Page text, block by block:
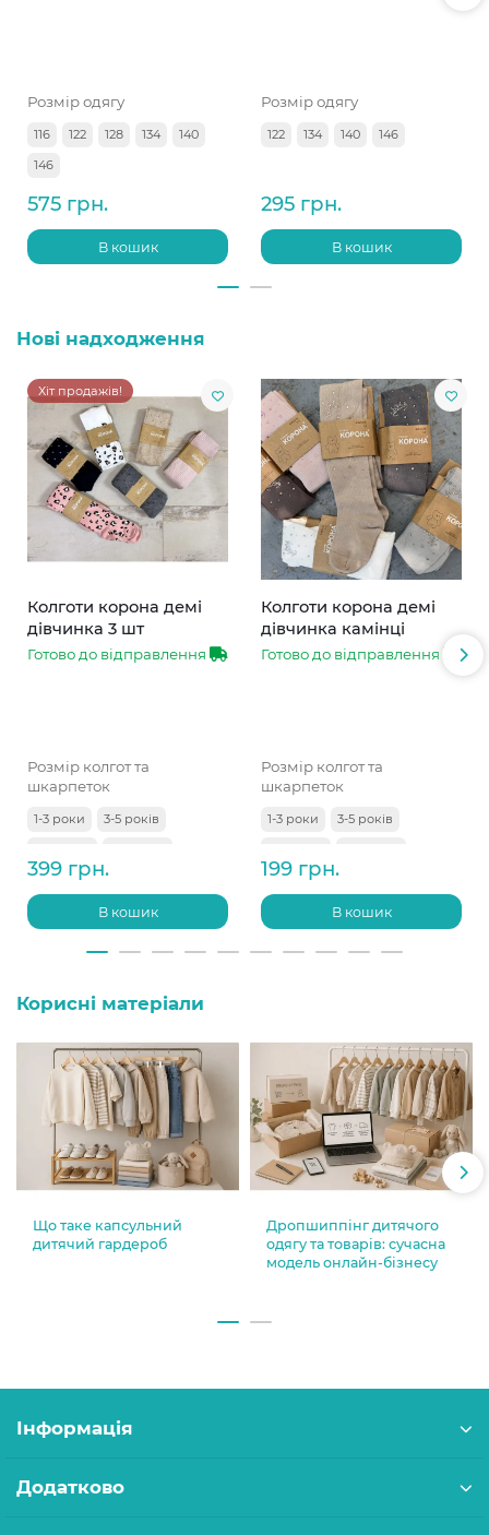
Розмір одягу
116 122 128 134
140
146
575 грн.
В кошик
Розмір одягу
122 134 140 146
295 грн.
В кошик
Нові надходження
Хіт продажів!
Колготи корона демі
дівчинка 3 шт
Готово до відправлення
Розмір колгот та
шкарпеток
1-3 роки
3-5 років
9-11 років
399 грн.
В кошик
Колготи корона демі
дівчинка камінці
Готово до відправлення
Розмір колгот та
шкарпеток
1-3 роки
3-5 років
199 грн.
В кошик
Корисні матеріали
Що таке капсульний
дитячий гардероб
Дропшиппінг дитячого
одягу та товарів: сучасна
модель онлайн-бізнесу
Інформація
Додатково